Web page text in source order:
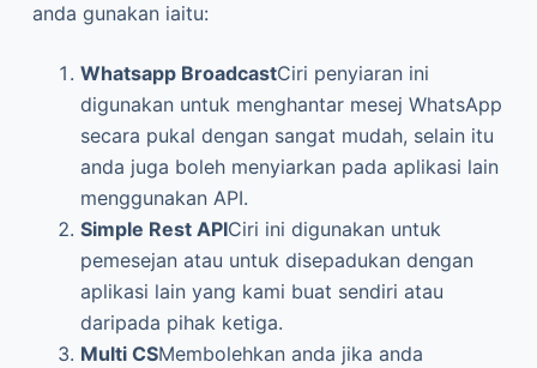
anda gunakan iaitu:
Whatsapp BroadcastCiri penyiaran ini
digunakan untuk menghantar mesej WhatsApp
secara pukal dengan sangat mudah, selain itu
anda juga boleh menyiarkan pada aplikasi lain
menggunakan API.
Simple Rest APICiri ini digunakan untuk
pemesejan atau untuk disepadukan dengan
aplikasi lain yang kami buat sendiri atau
daripada pihak ketiga.
Multi CSMembolehkan anda jika anda